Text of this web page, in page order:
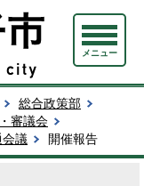
メニュー
総合政策部
審議会
議
開催報告